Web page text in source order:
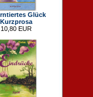
Glück
Kurzprosa
10,80 EUR